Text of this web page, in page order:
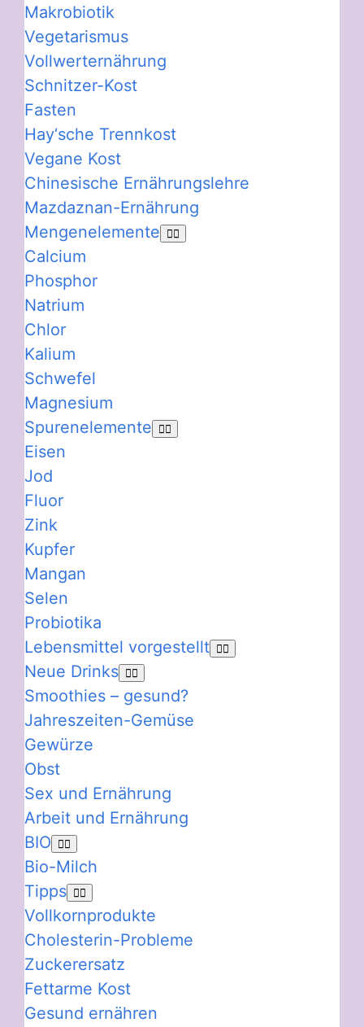
Makrobiotik
Vegetarismus
Vollwerternährung
Schnitzer-Kost
Fasten
Hay‘sche Trennkost
Vegane Kost
Chinesische Ernährungslehre
Mazdaznan-Ernährung
Mengenelemente
Calcium
Phosphor
Natrium
Chlor
Kalium
Schwefel
Magnesium
Spurenelemente
Eisen
Jod
Fluor
Zink
Kupfer
Mangan
Selen
Probiotika
Lebensmittel vorgestellt
Neue Drinks
Smoothies – gesund?
Jahreszeiten-Gemüse
Gewürze
Obst
Sex und Ernährung
Arbeit und Ernährung
BIO
Bio-Milch
Tipps
Vollkornprodukte
Cholesterin-Probleme
Zuckerersatz
Fettarme Kost
Gesund ernähren